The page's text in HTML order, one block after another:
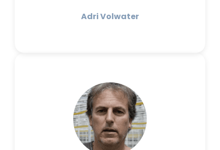
Adri Volwater